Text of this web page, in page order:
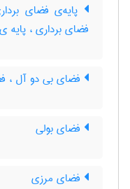
پایه‌ی فضای
فضای برداری ،
فضای بی دو آل ،
فضای بولی
فضای مرزی